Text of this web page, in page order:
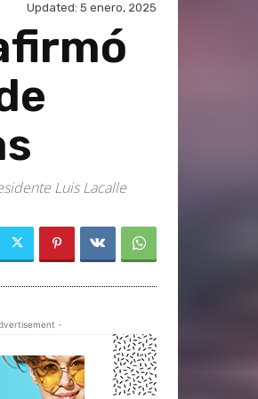
Updated: 5 enero, 2025
Luis Lacalle
-